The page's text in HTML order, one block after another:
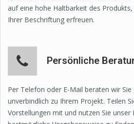
auf eine hohe Haltbarkeit des
Ihrer Beschriftung erfreuen.
Persönliche
Per Telefon oder E-Mail beraten wir
unverbindlich zu Ihrem Projekt. Teilen
Vorstellungen mit und nutzen Sie unser